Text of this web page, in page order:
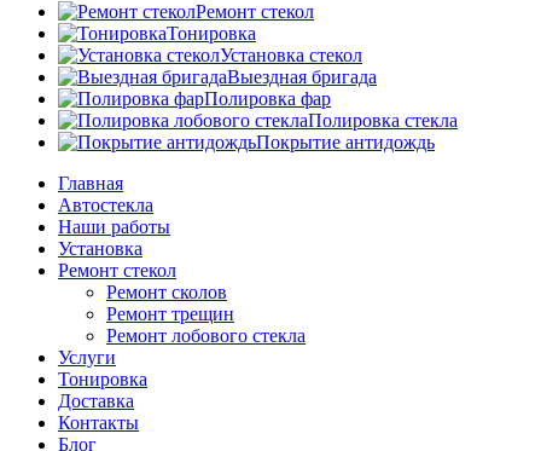
Ремонт стекол
Тонировка
Установка стекол
Выездная бригада
Полировка фар
Полировка стекла
Покрытие антидождь
Главная
Автостекла
Наши работы
Установка
Ремонт стекол
Ремонт сколов
Ремонт трещин
Ремонт лобового стекла
Услуги
Тонировка
Доставка
Контакты
Блог